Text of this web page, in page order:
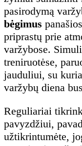
pasirodymą
bėgimus
priprastų prie
varžybose.
treniruotėse,
jauduliui, su
varžybų diena
Reguliariai
pavyzdžiui,
užtikrintumėte,